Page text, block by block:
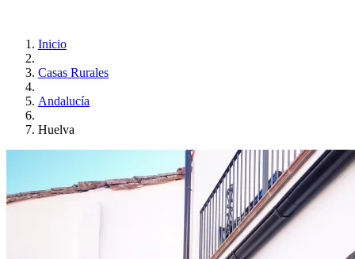
Inicio
Casas Rurales
Andalucía
Huelva